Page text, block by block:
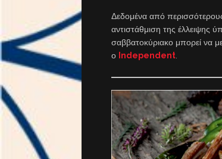
Δεδομένα από
αντιστάθμιση της έλλειψης
σαββατοκύριακο μπορεί να
ο Independent